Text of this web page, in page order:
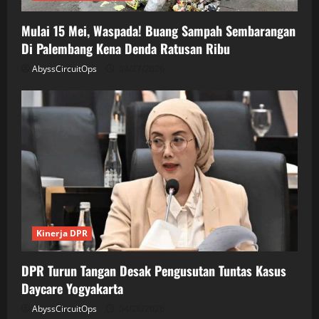
Mulai 15 Mei, Waspada! Buang Sampah Sembarangan
Di Palembang Kena Denda Ratusan Ribu
AbyssCircuitOps
Kinerja DPR
DPR Turun Tangan Desak Pengusutan Tuntas Kasus
Daycare Yogyakarta
AbyssCircuitOps